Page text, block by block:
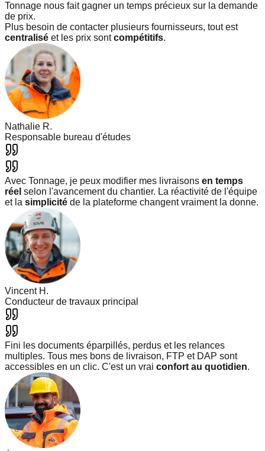
Tonnage nous fait gagner un temps précieux sur la demande
de prix.
Plus besoin de contacter plusieurs fournisseurs, tout est
centralisé et les prix sontcompétitifs.
Nathalie R.
Responsable bureau d'études
Avec Tonnage, je peux modifier mes livraisons en temps
réel selon l'avancement du chantier. La réactivité de l'équipe
et la simplicité de la plateforme changent vraiment la donne.
Vincent H.
Conducteur de travaux principal
Fini les documents éparpillés, perdus et les relances
multiples. Tous mes bons de livraison, FTP et DAP sont
accessibles en un clic. C'est un vrai confort au quotidien.